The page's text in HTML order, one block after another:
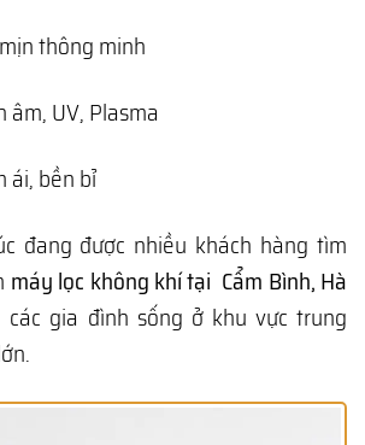
thông minh
âm, UV, Plasma
ái, bền bỉ
đang được nhiều khách hàng tìm
máy lọc không khí tại Cẩm Bình, Hà
gia đình sống ở khu vực trung